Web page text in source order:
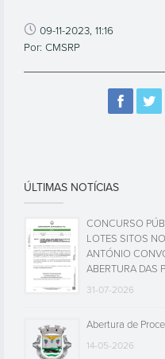
09-11-2023, 11:16
Por: CMSRP
ÚLTIMAS NOTÍCIAS
CONCURSO
LOTES SITOS
ANTÓNIO
ABERTURA DAS
31-07-2026
Abertura de
14-05-2026